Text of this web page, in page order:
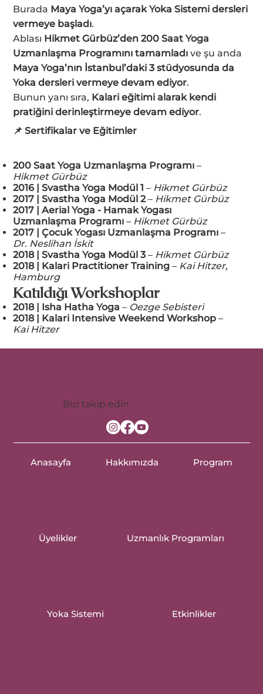
Burada Maya Yoga’yı açarak Yoka Sistemi dersleri
vermeye başladı.
Ablası Hikmet Gürbüz’den 200 Saat Yoga
Uzmanlaşma Programını tamamladıve şu anda
Maya Yoga’nın İstanbul’daki 3 stüdyosunda da
Yoka dersleri vermeye devam ediyor.
Bunun yanı sıra, Kalari eğitimi alarak kendi
pratiğini derinleştirmeye devam ediyor.
📌 Sertifikalar ve Eğitimler
200 Saat Yoga Uzmanlaşma Programı–
Hikmet Gürbüz
2016 | Svastha Yoga Modül 1 – Hikmet Gürbüz
2017 | Svastha Yoga Modül 2– Hikmet Gürbüz
2017 | Aerial Yoga - Hamak Yogası
Uzmanlaşma Programı– Hikmet Gürbüz
2017 | Çocuk Yogası Uzmanlaşma Programı–
Dr. Neslihan İskit
2018 | Svastha Yoga Modül 3– Hikmet Gürbüz
2018 | Kalari Practitioner Training– Kai Hitzer,
Hamburg
Katıldığı Workshoplar
2018 | Isha Hatha Yoga – Oezge Sebisteri
2018 | Kalari Intensive Weekend Workshop–
Kai Hitzer
Bizi takip edin
Anasayfa Hakkımızda Program
Üyelikler Uzmanlık Programları
Yoka Sistemi Etkinlikler